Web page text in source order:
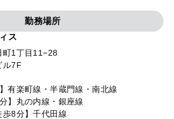
勤務場所
ス
町1丁目11−28
ル7F
】有楽町線・半蔵門線・南北線
分】丸の内線・銀座線
歩8分】千代田線